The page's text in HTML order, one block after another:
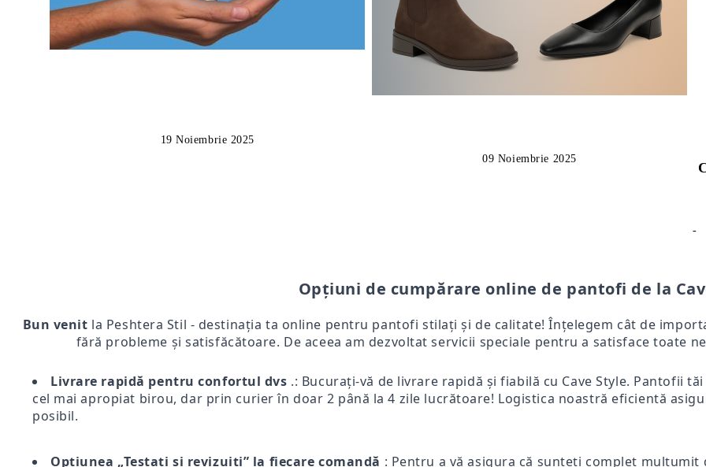
19 Noiembrie 2025
09 Noiembrie 2025
-
Opțiuni de cumpărare online de pantofi de la
Bun venit la Peshtera Stil - destinația ta online pentru pantofi stilați și de calitate! Înțelegem cât de
fără probleme și satisfăcătoare. De aceea am dezvoltat servicii speciale pentru a satisface toate
Livrare rapidă pentru confortul dvs .: Bucurați-vă de livrare rapidă și fiabilă cu Cave Style. Pantofii
cel mai apropiat birou, dar prin curier în doar 2 până la 4 zile lucrătoare! Logistica noastră eficientă
posibil.
Opțiunea „Testați și revizuiți” la fiecare comandă : Pentru a vă asigura că sunteți complet